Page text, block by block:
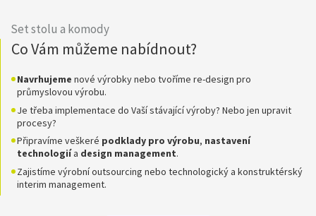
Set stolu a komody
Co Vám můžeme nabídnout?
Navrhujeme nové výrobky nebo tvoříme re-design pro
průmyslovou výrobu.
Je třeba implementace do Vaší stávající výroby? Nebo jen upravit
procesy?
Připravíme veškeré podklady pro výrobu, nastavení
technologiía design management.
Zajistíme výrobní outsourcing nebo technologický a konstruktérský
interim management.